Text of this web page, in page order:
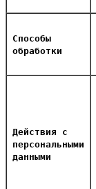
Способы
обработки
Действия с
персональными
данными